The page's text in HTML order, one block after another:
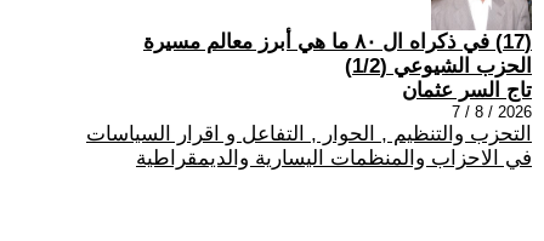
(17) في ذكراه ال ٨٠ ما هي أبرز معالم مسيرة
الحزب الشيوعي (1/2)
تاج السر عثمان
2026 / 8 / 7
التحزب والتنظيم , الحوار , التفاعل و اقرار السياسات
في الاحزاب والمنظمات اليسارية والديمقراطية